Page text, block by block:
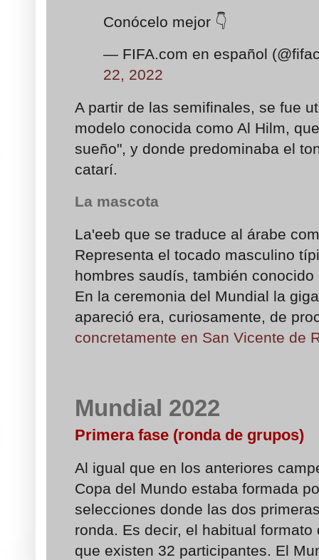
Conócelo mejor 👇
— FIFA.com en español
22, 2022
A partir de las semifinales, se fue
modelo conocida como Al Hilm,
sueño", y donde predominaba el
catarí.
La mascota
La'eeb que se traduce al árabe
Representa el tocado masculino
hombres saudís, también
En la ceremonia del Mundial la
apareció era, curiosamente, de
concretamente en San Vicente de
Mundial 2022
Primera fase (ronda de grupos)
Al igual que en los anteriores
Copa del Mundo estaba formada
selecciones donde las dos
ronda. Es decir, el habitual
que existen 32 participantes. El